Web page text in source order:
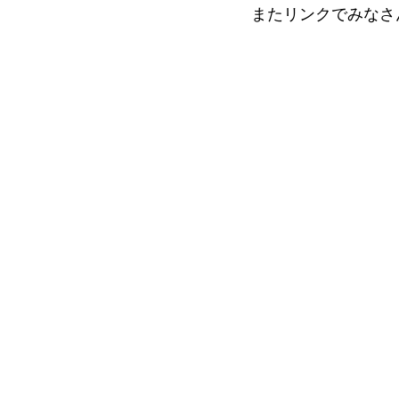
またリンクでみな